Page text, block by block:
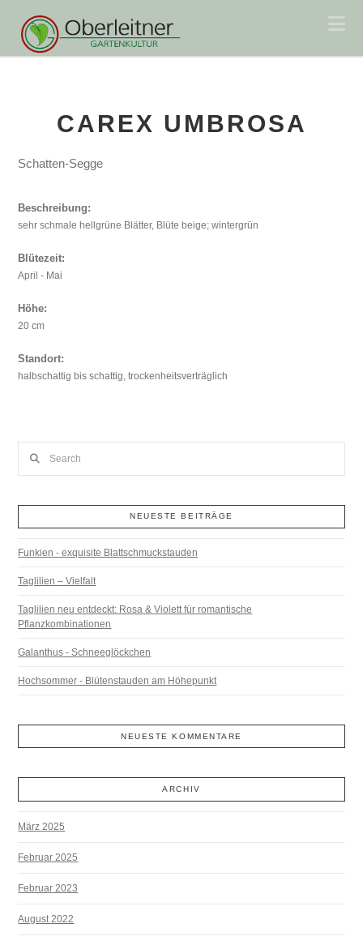
CAREX UMBROSA
Schatten-Segge
Beschreibung:
sehr schmale hellgrüne Blätter, Blüte beige; wintergrün
Blütezeit:
April - Mai
Höhe:
20 cm
Standort:
halbschattig bis schattig, trockenheitsverträglich
NEUESTE BEITRÄGE
Funkien - exquisite Blattschmuckstauden
Taglilien – Vielfalt
Taglilien neu entdeckt: Rosa & Violett für romantische
Pflanzkombinationen
Galanthus - Schneeglöckchen
Hochsommer - Blütenstauden am Höhepunkt
NEUESTE KOMMENTARE
ARCHIV
März 2025
Februar 2025
Februar 2023
August 2022